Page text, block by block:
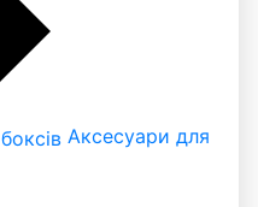
Аксесуари для